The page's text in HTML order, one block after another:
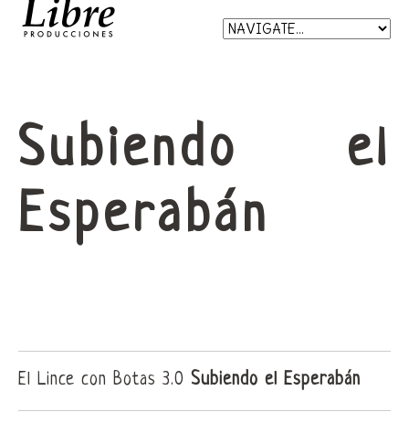
Subiendo el
Esperabán
El Lince con Botas 3.0 Subiendo el Esperabán